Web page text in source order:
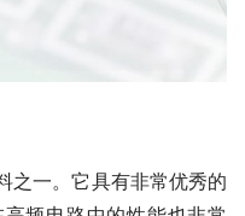
之一。它具有非常优秀的